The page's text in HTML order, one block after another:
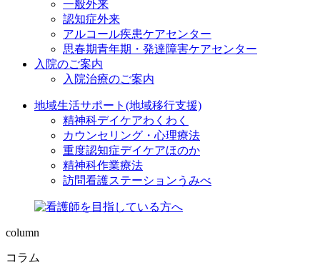
一般外来
認知症外来
アルコール疾患ケアセンター
思春期青年期・発達障害ケアセンター
入院のご案内
入院治療のご案内
地域生活サポート(地域移行支援)
精神科デイケアわくわく
カウンセリング・心理療法
重度認知症デイケアほのか
精神科作業療法
訪問看護ステーションうみべ
column
コラム